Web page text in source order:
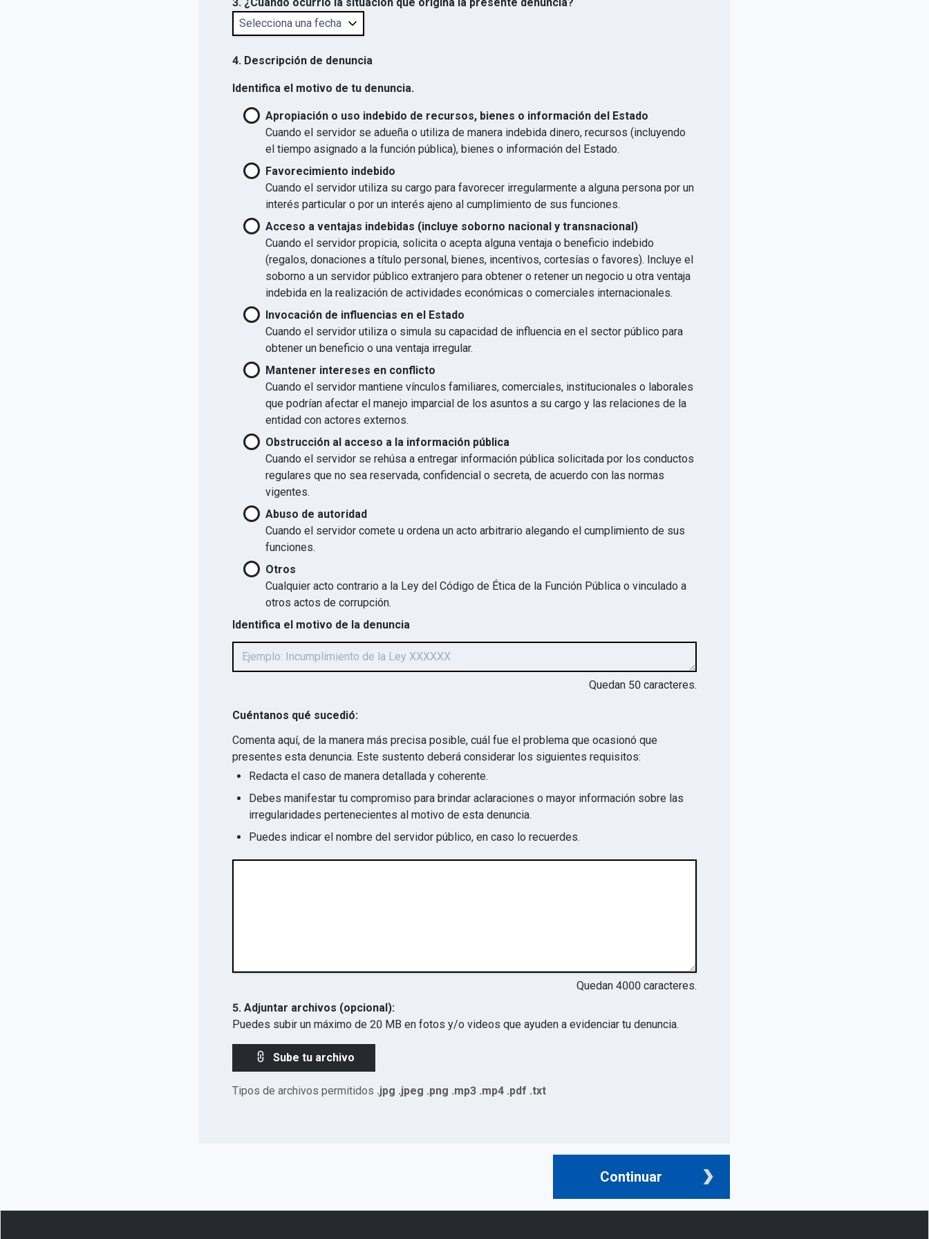
4. Descripción de denuncia
Identifica el motivo de tu denuncia.
Apropiación o uso indebido de recursos, bienes o información del Estado
Cuando el servidor se adueña o utiliza de manera indebida dinero, recursos (incluyendo
el tiempo asignado a la función pública), bienes o información del Estado.
Favorecimiento indebido
Cuando el servidor utiliza su cargo para favorecer irregularmente a alguna persona por un
interés particular o por un interés ajeno al cumplimiento de sus funciones.
Acceso a ventajas indebidas (incluye soborno nacional y transnacional)
Cuando el servidor propicia, solicita o acepta alguna ventaja o beneficio indebido
(regalos, donaciones a título personal, bienes, incentivos, cortesías o favores). Incluye el
soborno a un servidor público extranjero para obtener o retener un negocio u otra ventaja
indebida en la realización de actividades económicas o comerciales internacionales.
Invocación de influencias en el Estado
Cuando el servidor utiliza o simula su capacidad de influencia en el sector público para
obtener un beneficio o una ventaja irregular.
Mantener intereses en conflicto
Cuando el servidor mantiene vínculos familiares, comerciales, institucionales o laborales
que podrían afectar el manejo imparcial de los asuntos a su cargo y las relaciones de la
entidad con actores externos.
Obstrucción al acceso a la información pública
Cuando el servidor se rehúsa a entregar información pública solicitada por los conductos
regulares que no sea reservada, confidencial o secreta, de acuerdo con las normas
vigentes.
Abuso de autoridad
Cuando el servidor comete u ordena un acto arbitrario alegando el cumplimiento de sus
funciones.
Otros
Cualquier acto contrario a la Ley del Código de Ética de la Función Pública o vinculado a
otros actos de corrupción.
Identifica el motivo de la denuncia
Quedan 50 caracteres.
Cuéntanos qué sucedió:
Comenta aquí, de la manera más precisa posible, cuál fue el problema que ocasionó que
presentes esta denuncia. Este sustento deberá considerar los siguientes requisitos:
Redacta el caso de manera detallada y coherente.
Debes manifestar tu compromiso para brindar aclaraciones o mayor información sobre las
irregularidades pertenecientes al motivo de esta denuncia.
Puedes indicar el nombre del servidor público, en caso lo recuerdes.
Quedan 4000 caracteres.
5. Adjuntar archivos (opcional):
Puedes subir un máximo de 20 MB en fotos y/o videos que ayuden a evidenciar tu denuncia.
Sube tu archivo
Tipos de archivos permitidos .jpg .jpeg .png .mp3 .mp4 .pdf .txt
Continuar